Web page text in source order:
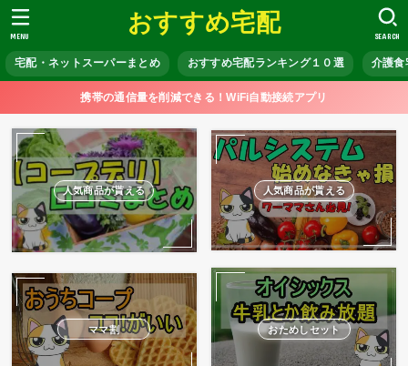
おすすめ宅配
宅配・ネットスーパーまとめ おすすめ宅配ランキング１０選 介護食
SEARCH
MENU
携帯の通信量を削減できる！WiFi自動接続アプリ
人気商品が貰える 人気商品が貰える
ママ割 おためしセット